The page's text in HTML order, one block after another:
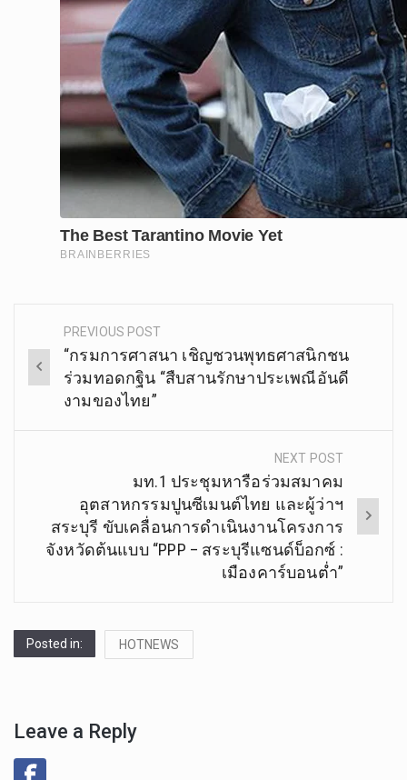
Post
navigation
PREVIOUS POST
“กรมการศาสนา เชิญชวนพุทธศาสนิกชน
ร่วมทอดกฐิน “สืบสานรักษาประเพณีอันดี
งามของไทย”
NEXT POST
มท.1 ประชุมหารือร่วมสมาคม
อุตสาหกรรมปูนซีเมนต์ไทย และผู้ว่าฯ
สระบุรี ขับเคลื่อนการดำเนินงานโครงการ
จังหวัดต้นแบบ “PPP – สระบุรีแซนด์บ็อกซ์ :
เมืองคาร์บอนต่ำ”
Posted in: HOTNEWS
Leave a Reply